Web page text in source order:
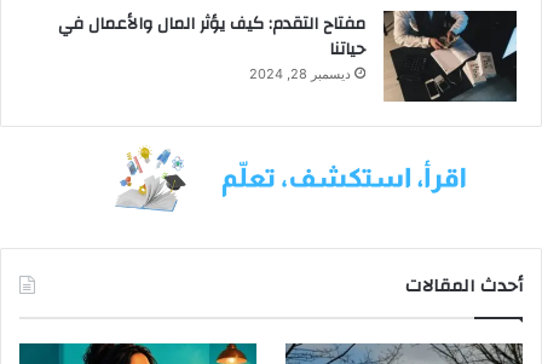
و
مفتاح التقدم: كيف يؤثر المال والأعمال في
حياتنا
ديسمبر 28, 2024
أحدث المقالات